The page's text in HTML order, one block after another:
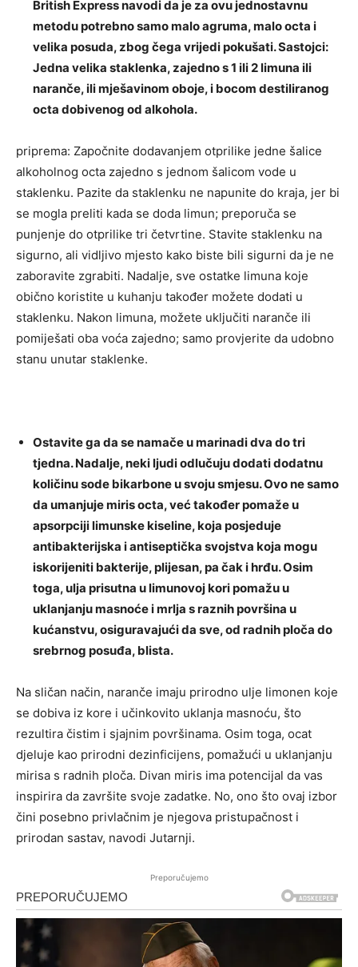
British Express navodi da je za ovu jednostavnu
metodu potrebno samo malo agruma, malo octa i
velika posuda, zbog čega vrijedi pokušati. Sastojci:
Jedna velika staklenka, zajedno s 1 ili 2 limuna ili
naranče, ili mješavinom oboje, i bocom destiliranog
octa dobivenog od alkohola.
priprema: Započnite dodavanjem otprilike jedne šalice
alkoholnog octa zajedno s jednom šalicom vode u
staklenku. Pazite da staklenku ne napunite do kraja, jer bi
se mogla preliti kada se doda limun; preporuča se
punjenje do otprilike tri četvrtine. Stavite staklenku na
sigurno, ali vidljivo mjesto kako biste bili sigurni da je ne
zaboravite zgrabiti. Nadalje, sve ostatke limuna koje
obično koristite u kuhanju također možete dodati u
staklenku. Nakon limuna, možete uključiti naranče ili
pomiješati oba voća zajedno; samo provjerite da udobno
stanu unutar staklenke.
Ostavite ga da se namače u marinadi dva do tri
tjedna. Nadalje, neki ljudi odlučuju dodati dodatnu
količinu sode bikarbone u svoju smjesu. Ovo ne samo
da umanjuje miris octa, već također pomaže u
apsorpciji limunske kiseline, koja posjeduje
antibakterijska i antiseptička svojstva koja mogu
iskorijeniti bakterije, plijesan, pa čak i hrđu. Osim
toga, ulja prisutna u limunovoj kori pomažu u
uklanjanju masnoće i mrlja s raznih površina u
kućanstvu, osiguravajući da sve, od radnih ploča do
srebrnog posuđa, blista.
Na sličan način, naranče imaju prirodno ulje limonen koje
se dobiva iz kore i učinkovito uklanja masnoću, što
rezultira čistim i sjajnim površinama. Osim toga, ocat
djeluje kao prirodni dezinficijens, pomažući u uklanjanju
mirisa s radnih ploča. Divan miris ima potencijal da vas
inspirira da završite svoje zadatke. No, ono što ovaj izbor
čini posebno privlačnim je njegova pristupačnost i
prirodan sastav, navodi Jutarnji.
Preporučujemo